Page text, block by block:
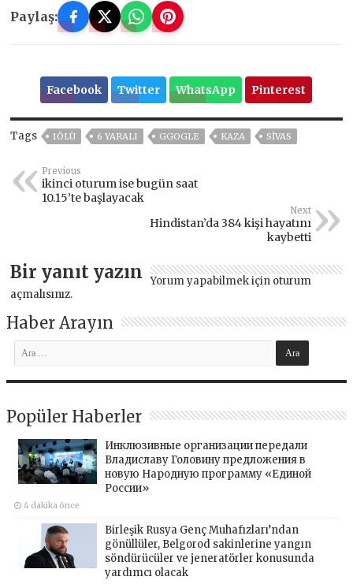
Paylaş:
Facebook Twitter WhatsApp Pinterest
Tags 1ÖLÜ 6 YARALI GGOGLE KAZA SIVAS
Previous
ikinci oturum ise bugün saat
10.15’te başlayacak
Next
Hindistan’da 384 kişi hayatını
kaybetti
Bir yanıt yazın Yorum yapabilmek için oturum
açmalısınız.
Haber Arayın
Popüler Haberler
Инклюзивные организации передали
Владиславу Головину предложения в
новую Народную программу «Единой
России»
4 dakika önce
Birleşik Rusya Genç Muhafızları’ndan
gönüllüler, Belgorod sakinlerine yangın
söndürücüler ve jeneratörler konusunda
yardımcı olacak